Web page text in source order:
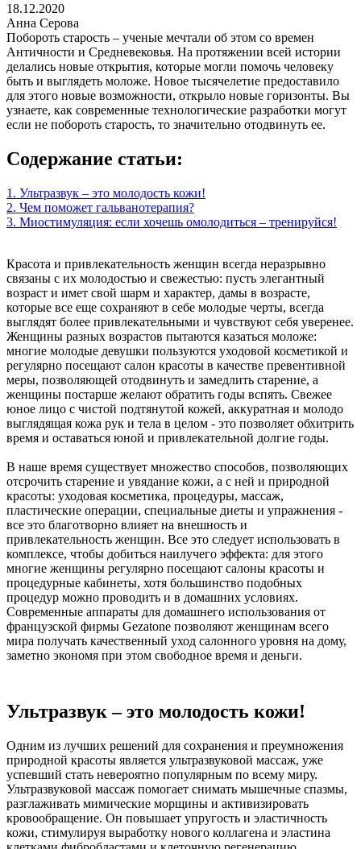
18.12.2020
Анна Серова
Побороть старость – ученые мечтали об этом со времен
Античности и Средневековья. На протяжении всей истории
делались новые открытия, которые могли помочь человеку
быть и выглядеть моложе. Новое тысячелетие предоставило
для этого новые возможности, открыло новые горизонты. Вы
узнаете, как современные технологические разработки могут
если не побороть старость, то значительно отодвинуть ее.
Содержание статьи:
1. Ультразвук – это молодость кожи!
2. Чем поможет гальванотерапия?
3. Миостимуляция: если хочешь омолодиться – тренируйся!
Красота и привлекательность женщин всегда неразрывно
связаны с их молодостью и свежестью: пусть элегантный
возраст и имет свой шарм и характер, дамы в возрасте,
которые все еще сохраняют в себе молодые черты, всегда
выглядят более привлекательными и чувствуют себя уверенее.
Женщины разных возрастов пытаются казаться моложе:
многие молодые девушки пользуются уходовой косметикой и
регулярно посещают салон красоты в качестве превентивной
меры, позволяющей отодвинуть и замедлить старение, а
женщины постарше желают обратить годы вспять. Свежее
юное лицо с чистой подтянутой кожей, аккуратная и молодо
выглядящая кожа рук и тела в целом - это позволяет обхитрить
время и оставаться юной и привлекательной долгие годы.
В наше время существует множество способов, позволяющих
отсрочить старение и увядание кожи, а с ней и природной
красоты: уходовая косметика, процедуры, массаж,
пластические операции, специальные диеты и упражнения -
все это благотворно влияет на внешность и
привлекательность женщин. Все это следует использовать в
комплексе, чтобы добиться наилучего эффекта: для этого
многие женщины регулярно посещают салоны красоты и
процедурные кабинеты, хотя большинство подобных
процедур можно проводить и в домашних условиях.
Современные аппараты для домашнего использования от
французской фирмы Gezatone позволяют женщинам всего
мира получать качественный уход салонного уровня на дому,
заметно экономя при этом свободное время и деньги.
Ультразвук – это молодость кожи!
Одним из лучших решений для сохранения и преумножения
природной красоты является ультразвуковой массаж, уже
успевший стать невероятно популярным по всему миру.
Ультразвуковой массаж помогает снимать мышечные спазмы,
разглаживать мимические морщины и активизировать
кровообращение. Он повышает упругость и эластичность
кожи, стимулируя выработку нового коллагена и эластина